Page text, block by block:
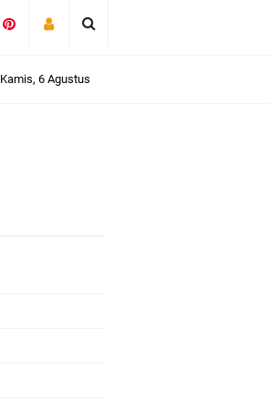
Kamis, 6 Agustus